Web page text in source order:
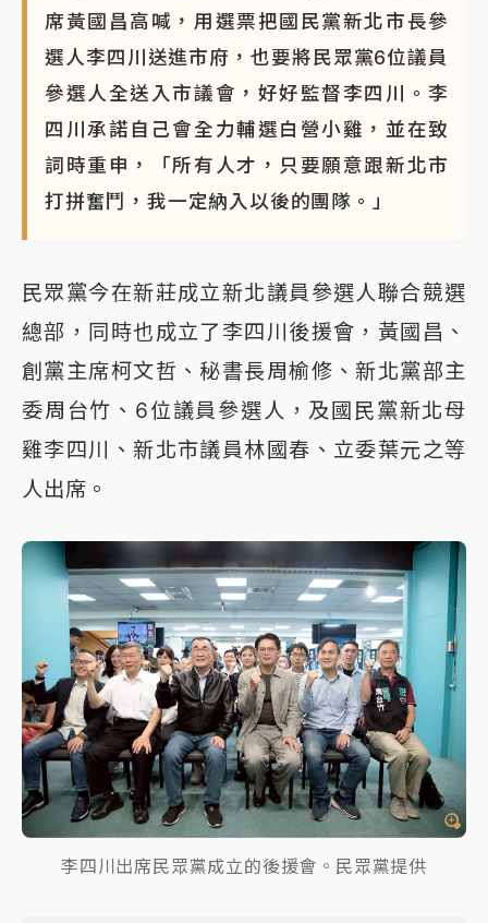
席黃國昌高喊，用選票把國民黨新北市長參
選人李四川送進市府，也要將民眾黨6位議員
參選人全送入市議會，好好監督李四川。李
四川承諾自己會全力輔選白營小雞，並在致
詞時重申，「所有人才，只要願意跟新北市
打拼奮鬥，我一定納入以後的團隊。」
民眾黨今在新莊成立新北議員參選人聯合競選
總部，同時也成立了李四川後援會，黃國昌、
創黨主席柯文哲、秘書長周榆修、新北黨部主
委周台竹、6位議員參選人，及國民黨新北母
雞李四川、新北市議員林國春、立委葉元之等
人出席。
李四川出席民眾黨成立的後援會。民眾黨提供